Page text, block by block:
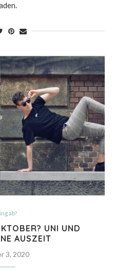
ab?
UNI UND
AUSZEIT
3, 2020